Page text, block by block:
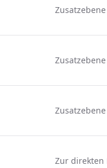
Zur direkten